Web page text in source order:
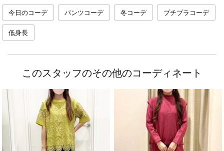
今日のコーデ パンツコーデ 冬コーデ プチプラコーデ
低身長
このスタッフのその他のコーディネート